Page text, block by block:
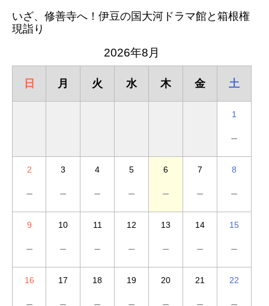
いざ、修善寺へ！伊豆の国大河ドラマ館と箱根権
現詣り
2026年8月
日 月 火 水 木 金 土
1
－
2
－
3
－
4
－
5
－
6
－
7
－
8
－
9
－
10
－
11
－
12
－
13
－
14
－
15
－
16 17 18 19 20 21 22